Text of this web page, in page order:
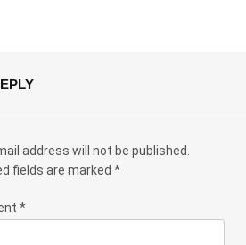
address will not be published.
fields are marked *
*